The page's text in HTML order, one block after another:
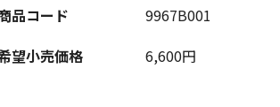
品コード
9967B001
望小売価格
6,600円